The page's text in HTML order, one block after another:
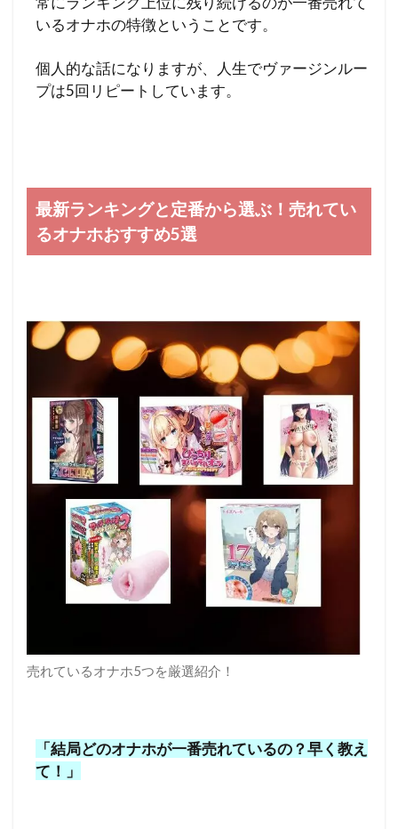
いるオナホの特徴ということです。
個人的な話になりますが、人生でヴァージンルー
プは5回リピートしています。
最新ランキングと定番から選ぶ！売れてい
るオナホおすすめ5選
売れているオナホ5つを厳選紹介！
「結局どのオナホが一番売れているの？早く教え
て！」